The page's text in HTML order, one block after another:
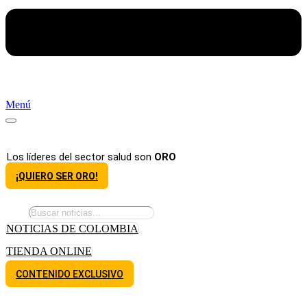
Menú
Los líderes del sector salud son ORO
¡QUIERO SER ORO!
NOTICIAS DE COLOMBIA
TIENDA ONLINE
CONTENIDO EXCLUSIVO